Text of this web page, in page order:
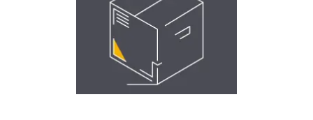
Επισκεφθείτε τη
Boxyfine